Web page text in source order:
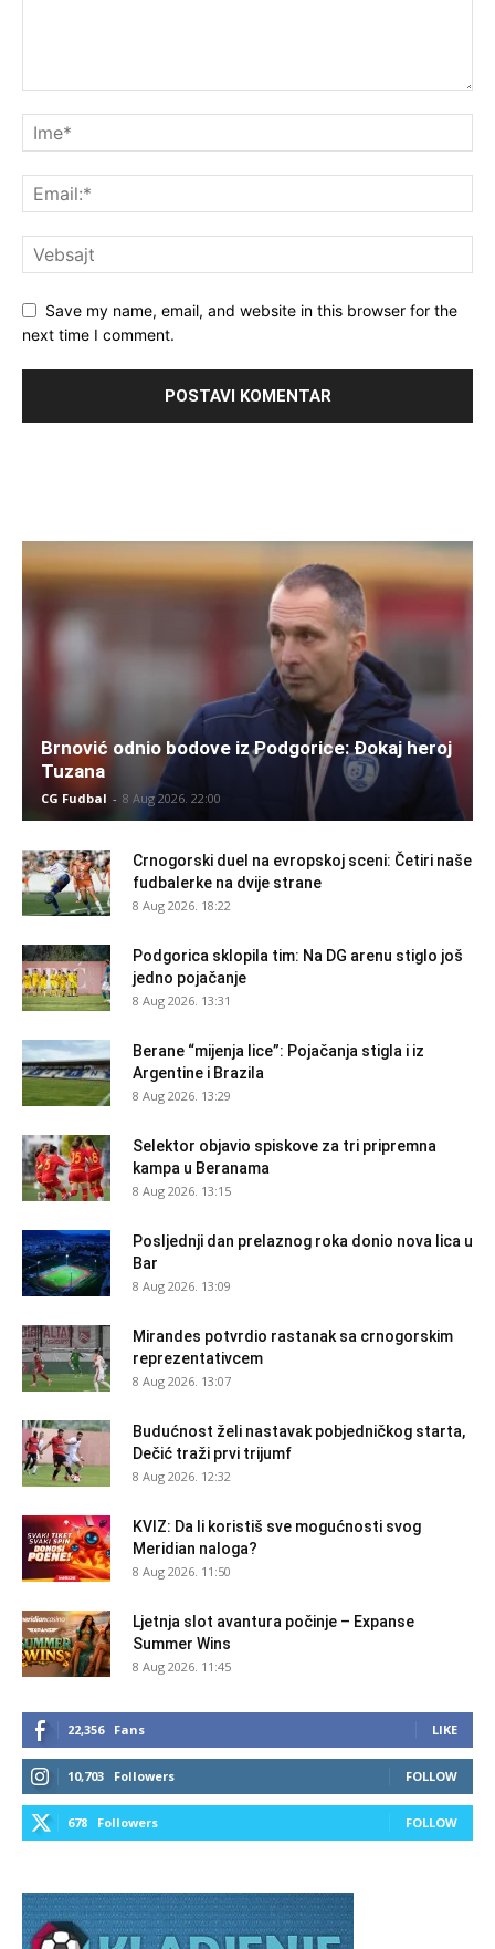
Save my name, email, and website in this browser for the
next time I comment.
Brnović odnio bodove iz Podgorice: Đokaj heroj
Tuzana
CG Fudbal - 8 Aug 2026. 22:00
Crnogorski duel na evropskoj sceni: Četiri naše
fudbalerke na dvije strane
8 Aug 2026. 18:22
Podgorica sklopila tim: Na DG arenu stiglo još
jedno pojačanje
8 Aug 2026. 13:31
Berane “mijenja lice”: Pojačanja stigla i iz
Argentine i Brazila
8 Aug 2026. 13:29
Selektor objavio spiskove za tri pripremna
kampa u Beranama
8 Aug 2026. 13:15
Posljednji dan prelaznog roka donio nova lica u
Bar
8 Aug 2026. 13:09
Mirandes potvrdio rastanak sa crnogorskim
reprezentativcem
8 Aug 2026. 13:07
Budućnost želi nastavak pobjedničkog starta,
Dečić traži prvi trijumf
8 Aug 2026. 12:32
KVIZ: Da li koristiš sve mogućnosti svog
Meridian naloga?
8 Aug 2026. 11:50
Ljetnja slot avantura počinje – Expanse
Summer Wins
8 Aug 2026. 11:45
22,356 Fans LIKE
10,703 Followers FOLLOW
678 Followers FOLLOW